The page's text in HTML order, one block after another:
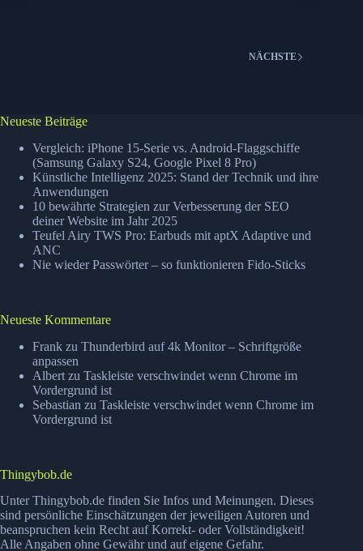
NÄCHSTE
Neueste Beiträge
Vergleich: iPhone 15-Serie vs. Android-Flaggschiffe
(Samsung Galaxy S24, Google Pixel 8 Pro)
Künstliche Intelligenz 2025: Stand der Technik und ihre
Anwendungen
10 bewährte Strategien zur Verbesserung der SEO
deiner Website im Jahr 2025
Teufel Airy TWS Pro: Earbuds mit aptX Adaptive und
ANC
Nie wieder Passwörter – so funktionieren Fido-Sticks
Neueste Kommentare
Frank zu Thunderbird auf 4k Monitor – Schriftgröße
anpassen
Albert zu Taskleiste verschwindet wenn Chrome im
Vordergrund ist
Sebastian zu Taskleiste verschwindet wenn Chrome im
Vordergrund ist
Thingybob.de
Unter Thingybob.de finden Sie Infos und Meinungen. Dieses
sind persönliche Einschätzungen der jeweiligen Autoren und
beanspruchen kein Recht auf Korrekt- oder Vollständigkeit!
Alle Angaben ohne Gewähr und auf eigene Gefahr.